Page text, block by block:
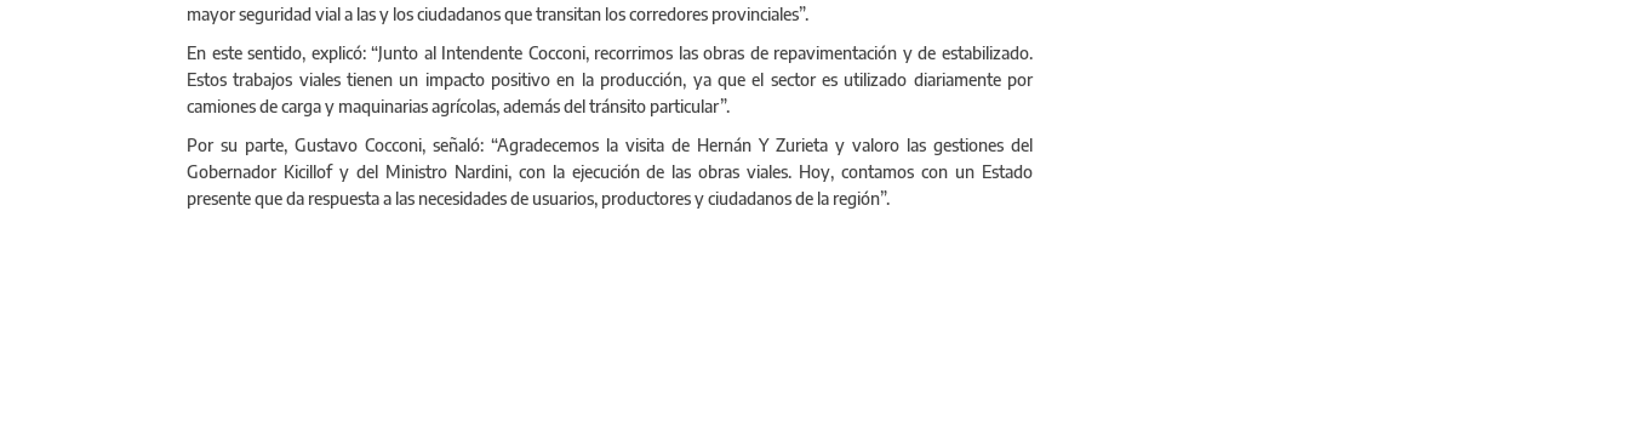
mayor seguridad vial a las y los ciudadanos que transitan los corredores provinciales”.
En este sentido, explicó: “Junto al Intendente Cocconi, recorrimos las obras de repavimentación y de estabilizado.
Estos trabajos viales tienen un impacto positivo en la producción, ya que el sector es utilizado diariamente por
camiones de carga y maquinarias agrícolas, además del tránsito particular”.
Por su parte, Gustavo Cocconi, señaló: “Agradecemos la visita de Hernán Y Zurieta y valoro las gestiones del
Gobernador Kicillof y del Ministro Nardini, con la ejecución de las obras viales. Hoy, contamos con un Estado
presente que da respuesta a las necesidades de usuarios, productores y ciudadanos de la región”.